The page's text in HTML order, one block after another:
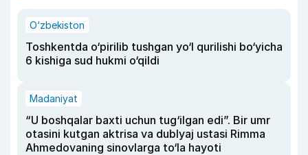
O‘zbekiston
Toshkentda o‘pirilib tushgan yo‘l qurilishi bo‘yicha
6 kishiga sud hukmi o‘qildi
Madaniyat
“U boshqalar baxti uchun tug‘ilgan edi”. Bir umr
otasini kutgan aktrisa va dublyaj ustasi Rimma
Ahmedovaning sinovlarga to‘la hayoti